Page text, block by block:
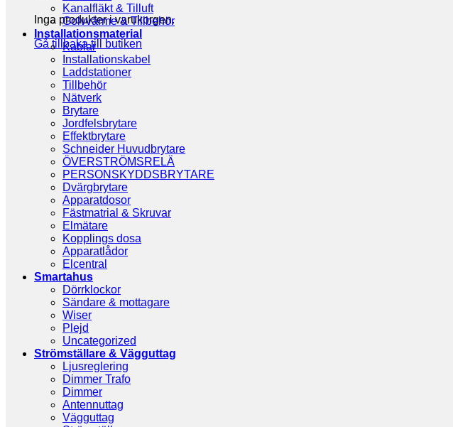
Inga produkter i varukorgen.
Gå tillbaka till butiken
Kanalfläkt & Tilluft
Golvvärme & Tillbehör
Installationsmaterial
Kablar
Installationskabel
Laddstationer
Tillbehör
Nätverk
Brytare
Jordfelsbrytare
Effektbrytare
Schneider Huvudbrytare
ÖVERSTRÖMSRELÄ
PERSONSKYDDSBRYTARE
Dvärgbrytare
Apparatdosor
Fästmatrial & Skruvar
Elmätare
Kopplings dosa
Apparatlådor
Elcentral
Smartahus
Dörrklockor
Sändare & mottagare
Wiser
Plejd
Uncategorized
Strömställare & Vägguttag
Ljusreglering
Dimmer Trafo
Dimmer
Antennuttag
Vägguttag